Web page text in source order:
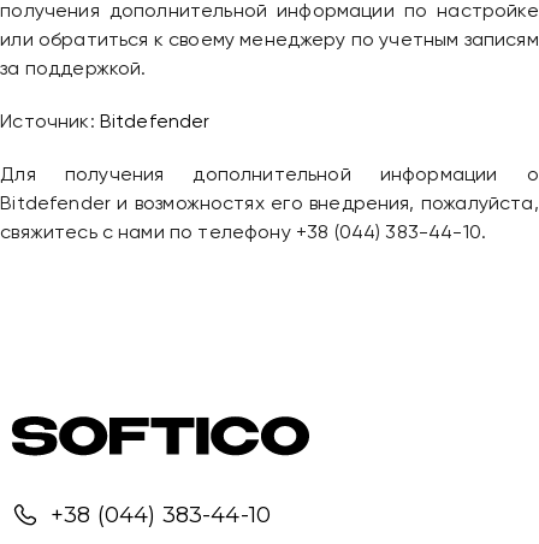
получения дополнительной информации по настройке
или обратиться к своему менеджеру по учетным записям
за поддержкой.
Источник: Bitdefender
Для получения дополнительной информации о
Bitdefender и возможностях его внедрения, пожалуйста,
свяжитесь с нами по телефону +38 (044) 383-44-10.
+38 (044) 383-44-10